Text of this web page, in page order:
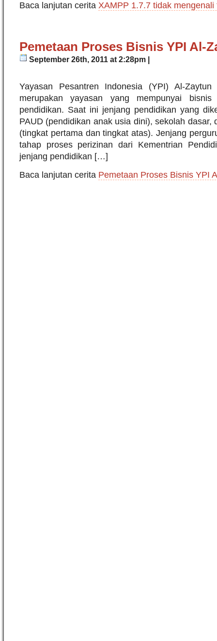
Baca lanjutan cerita XAMPP 1.7.7 tidak
Pemetaan Proses Bisnis YPI Al-
September 26th, 2011 at 2:28pm |
Yayasan Pesantren Indonesia (YPI) Al-Zaytun
merupakan yayasan yang mempunyai
pendidikan. Saat ini jenjang pendidikan yang
PAUD (pendidikan anak usia dini), sekolah dasar,
(tingkat pertama dan tingkat atas). Jenjang
tahap proses perizinan dari Kementrian
jenjang pendidikan […]
Baca lanjutan cerita Pemetaan Proses Bisnis YPI